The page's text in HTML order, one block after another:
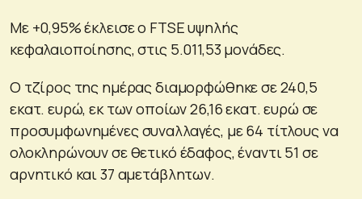
Με +0,95% έκλεισε ο FTSE υψηλής
κεφαλαιοποίησης, στις 5.011,53 μονάδες.
Ο τζίρος της ημέρας διαμορφώθηκε σε 240,5
εκατ. ευρώ, εκ των οποίων 26,16 εκατ. ευρώ σε
προσυμφωνημένες συναλλαγές, με 64 τίτλους να
ολοκληρώνουν σε θετικό έδαφος, έναντι 51 σε
αρνητικό και 37 αμετάβλητων.